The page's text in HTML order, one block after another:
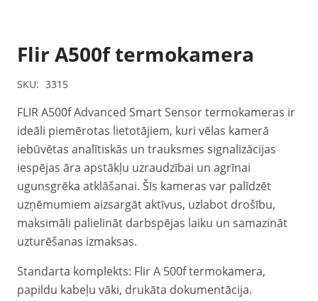
Flir A500f termokamera
SKU: 3315
FLIR A500f Advanced Smart Sensor termokameras ir
ideāli piemērotas lietotājiem, kuri vēlas kamerā
iebūvētas analītiskās un trauksmes signalizācijas
iespējas āra apstākļu uzraudzībai un agrīnai
ugunsgrēka atklāšanai. Šīs kameras var palīdzēt
uzņēmumiem aizsargāt aktīvus, uzlabot drošību,
maksimāli palielināt darbspējas laiku un samazināt
uzturēšanas izmaksas.
Standarta komplekts: Flir A 500f termokamera,
papildu kabeļu vāki, drukāta dokumentācija.